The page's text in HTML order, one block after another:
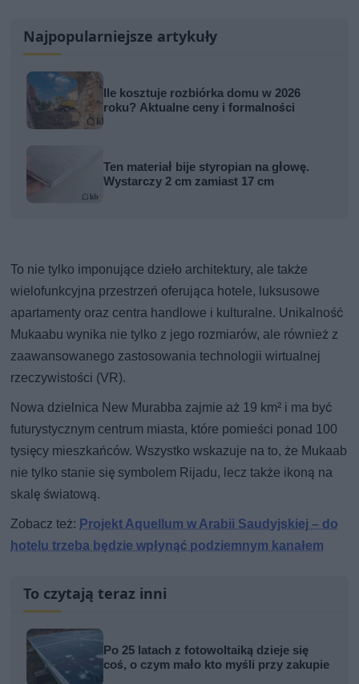
Najpopularniejsze artykuły
Ile kosztuje rozbiórka domu w 2026
roku? Aktualne ceny i formalności
Ten materiał bije styropian na głowę.
Wystarczy 2 cm zamiast 17 cm
To nie tylko imponujące dzieło architektury, ale także
wielofunkcyjna przestrzeń oferująca hotele, luksusowe
apartamenty oraz centra handlowe i kulturalne. Unikalność
Mukaabu wynika nie tylko z jego rozmiarów, ale również z
zaawansowanego zastosowania technologii wirtualnej
rzeczywistości (VR).
Nowa dzielnica New Murabba zajmie aż 19 km² i ma być
futurystycznym centrum miasta, które pomieści ponad 100
tysięcy mieszkańców. Wszystko wskazuje na to, że Mukaab
nie tylko stanie się symbolem Rijadu, lecz także ikoną na
skalę światową.
Zobacz też: Projekt Aquellum w Arabii Saudyjskiej – do
hotelu trzeba będzie wpłynąć podziemnym kanałem
To czytają teraz inni
Po 25 latach z fotowoltaiką dzieje się
coś, o czym mało kto myśli przy zakupie